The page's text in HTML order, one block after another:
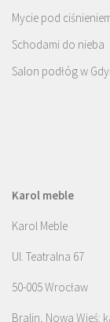
Mycie pod
Schodami do nieba
Salon podłóg w
Karol meble
Karol Meble
Ul. Teatralna 67
50-005 Wrocław
Bralin, Nowa Wieś: